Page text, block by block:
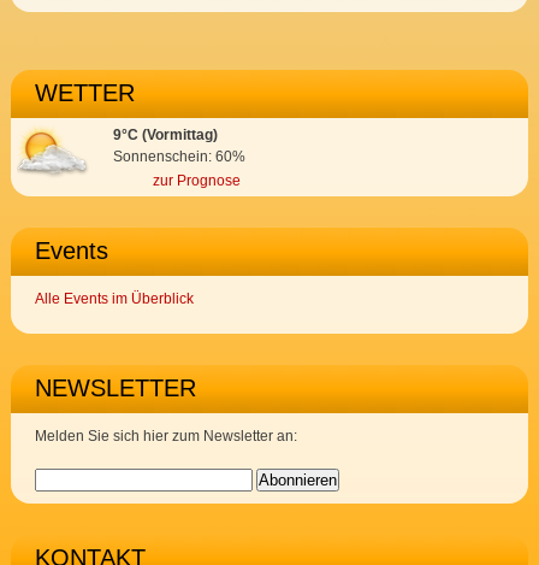
WETTER
9°C (Vormittag)
Sonnenschein: 60%
zur Prognose
Events
Alle Events im Überblick
NEWSLETTER
Melden Sie sich hier zum Newsletter an:
KONTAKT